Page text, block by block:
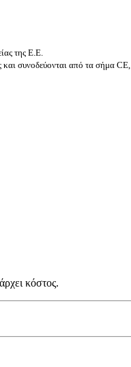
της Ε.Ε.
συνοδεύονται από τα σήμα
κόστος.